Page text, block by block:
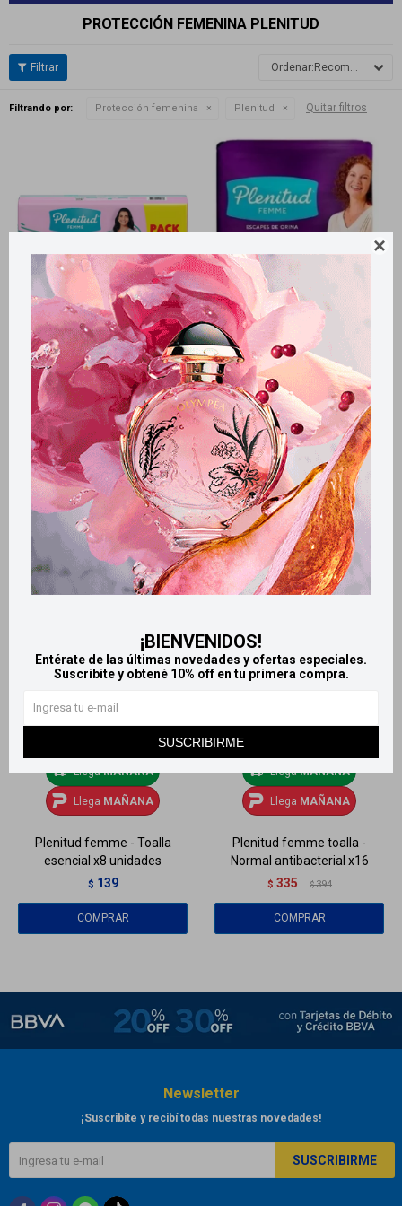

¡BIENVENIDOS!
Entérate de las últimas novedades y ofertas especiales.
Suscribite y obtené 10% off en tu primera compra.
SUSCRIBIRME
PROTECCIÓN FEMENINA PLENITUD
Recomendados
Filtrando por: Protección femenina Plenitud Quitar filtros
LlegaMAÑANA
LlegaMAÑANA
Plenitud femme toalla ultra
x40
$ 1.005
LlegaMAÑANA
Llega MAÑANA
Plenitud femme Toalla
nocturna x20
$ 879 1.035
LlegaMAÑANA
Llega MAÑANA
Plenitud femme - Toalla
esencial x8 unidades
$ 139
LlegaMAÑANA
Llega MAÑANA
Plenitud femme toalla -
Normal antibacterial x16
$ 335 $ 394
Newsletter
¡Suscribite y recibí todas nuestras novedades!
SUSCRIBIRME